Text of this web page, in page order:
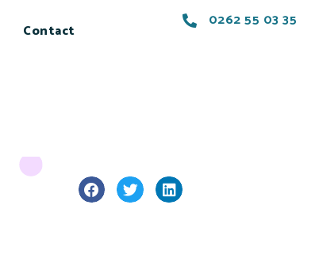
Contact
0262 55 03 35